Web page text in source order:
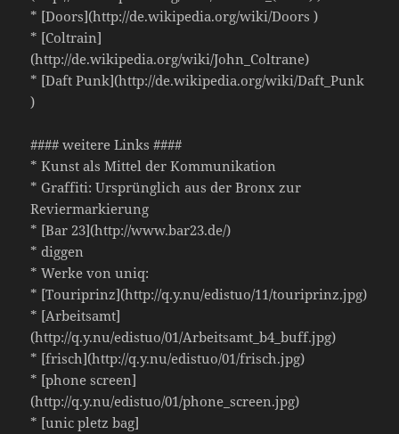
* [Doors](http://de.wikipedia.org/wiki/Doors )
* [Coltrain]
(http://de.wikipedia.org/wiki/John_Coltrane)
* [Daft Punk](http://de.wikipedia.org/wiki/Daft_Punk
)
#### weitere Links ####
* Kunst als Mittel der Kommunikation
* Graffiti: Ursprünglich aus der Bronx zur
Reviermarkierung
* [Bar 23](http://www.bar23.de/)
* diggen
* Werke von uniq:
* [Touriprinz](http://q.y.nu/edistuo/11/touriprinz.jpg)
* [Arbeitsamt]
(http://q.y.nu/edistuo/01/Arbeitsamt_b4_buff.jpg)
* [frisch](http://q.y.nu/edistuo/01/frisch.jpg)
* [phone screen]
(http://q.y.nu/edistuo/01/phone_screen.jpg)
* [unic pletz bag]